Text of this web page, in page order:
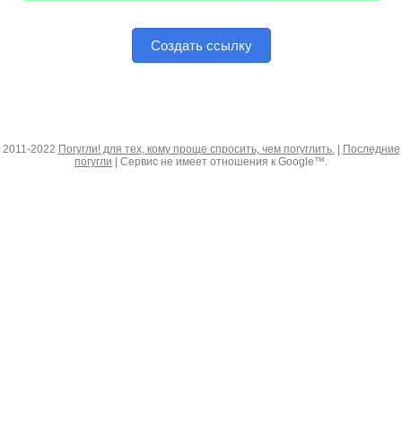
Создать ссылку
2011-2022 Погугли! для тех, кому проще спросить, чем погуглить.|
Последние
погугли | Сервис не имеет отношения к Google™.